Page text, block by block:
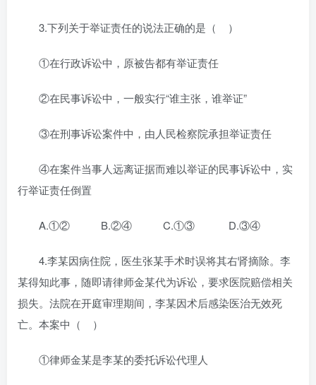
3.下列关于举证责任的说法正确的是（ ）
①在行政诉讼中，原被告都有举证责任
②在民事诉讼中，一般实行“谁主张，谁举证”
③在刑事诉讼案件中，由人民检察院承担举证责任
④在案件当事人远离证据而难以举证的民事诉讼中，实
行举证责任倒置
A.①② B.②④ C.①③ D.③④
4.李某因病住院，医生张某手术时误将其右肾摘除。李
某得知此事，随即请律师金某代为诉讼，要求医院赔偿相关
损失。法院在开庭审理期间，李某因术后感染医治无效死
亡。本案中（ ）
①律师金某是李某的委托诉讼代理人